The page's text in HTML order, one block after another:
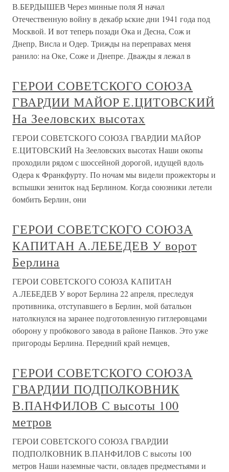
В.БЕРДЫШЕВ Через минные поля Я начал
Отечественную войну в декабр ьские дни 1941 года под
Москвой. И вот теперь позади Ока и Десна, Сож и
Днепр, Висла и Одер. Трижды на переправах меня
ранило: на Оке, Соже и Днепре. Дважды я лежал в
ГЕРОИ СОВЕТСКОГО СОЮЗА
ГВАРДИИ МАЙОР Е.ЦИТОВСКИЙ
На Зееловских высотах
ГЕРОИ СОВЕТСКОГО СОЮЗА ГВАРДИИ МАЙОР
Е.ЦИТОВСКИЙ На Зееловских высотах Наши окопы
проходили рядом с шоссейной дорогой, идущей вдоль
Одера к Франкфурту. По ночам мы видели прожекторы и
вспышки зениток над Берлином. Когда союзники летели
бомбить Берлин, они
ГЕРОИ СОВЕТСКОГО СОЮЗА
КАПИТАН А.ЛЕБЕДЕВ У ворот
Берлина
ГЕРОИ СОВЕТСКОГО СОЮЗА КАПИТАН
А.ЛЕБЕДЕВ У ворот Берлина 22 апреля, преследуя
противника, отступавшего в Берлин, мой батальон
натолкнулся на заранее подготовленную гитлеровцами
оборону у пробкового завода в районе Панков. Это уже
пригороды Берлина. Передний край немцев,
ГЕРОИ СОВЕТСКОГО СОЮЗА
ГВАРДИИ ПОДПОЛКОВНИК
В.ПАНФИЛОВ С высоты 100
метров
ГЕРОИ СОВЕТСКОГО СОЮЗА ГВАРДИИ
ПОДПОЛКОВНИК В.ПАНФИЛОВ С высоты 100
метров Наши наземные части, овладев предместьями и